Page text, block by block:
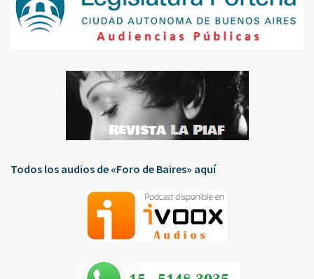
Todos los audios de «Foro de Baires» aquí